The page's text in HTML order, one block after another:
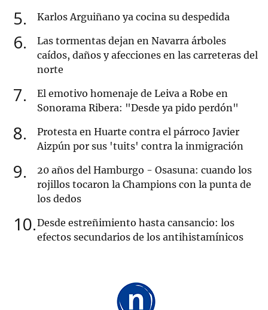
5 Karlos Arguiñano ya cocina su despedida
6
Las tormentas dejan en Navarra árboles
caídos, daños y afecciones en las carreteras del
norte
7
El emotivo homenaje de Leiva a Robe en
Sonorama Ribera: "Desde ya pido perdón"
8
Protesta en Huarte contra el párroco Javier
Aizpún por sus 'tuits' contra la inmigración
9
20 años del Hamburgo - Osasuna: cuando los
rojillos tocaron la Champions con la punta de
los dedos
10 Desde estreñimiento hasta cansancio: los
efectos secundarios de los antihistamínicos